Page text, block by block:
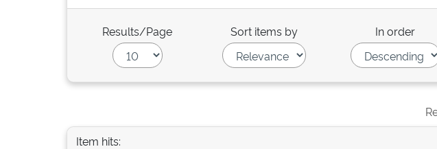
Results/Page Sort items by In order
Item hits: